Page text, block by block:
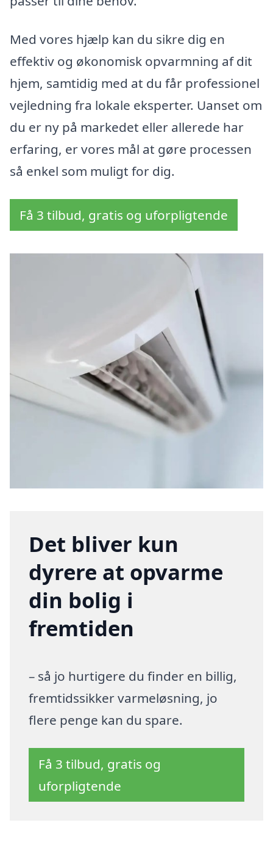
Med vores hjælp kan du sikre dig en
effektiv og økonomisk opvarmning af dit
hjem, samtidig med at du får professionel
vejledning fra lokale eksperter. Uanset om
du er ny på markedet eller allerede har
erfaring, er vores mål at gøre processen
så enkel som muligt for dig.
Få 3 tilbud, gratis og uforpligtende
Det bliver kun
dyrere at opvarme
din bolig i
fremtiden
– så jo hurtigere du finder en billig,
fremtidssikker varmeløsning, jo
flere penge kan du spare.
Få 3 tilbud, gratis og
uforpligtende